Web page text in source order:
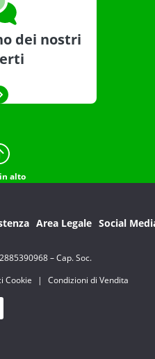
dei nostri
alto
Area Legale Social
– Cap. Soc.
Cookie |
Condizioni di Vendita